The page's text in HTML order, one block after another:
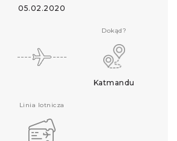
05.02.2020
Dokąd?
Katmandu
Linia lotnicza